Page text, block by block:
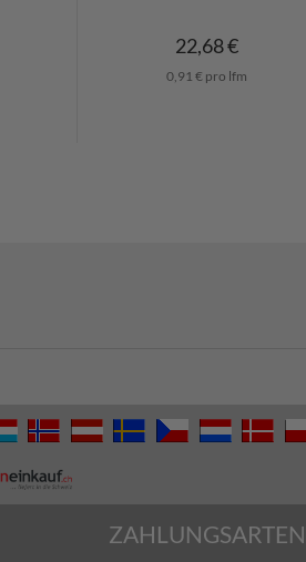
22,68 €
0,91 € pro lfm
ZAHLUNGSARTEN